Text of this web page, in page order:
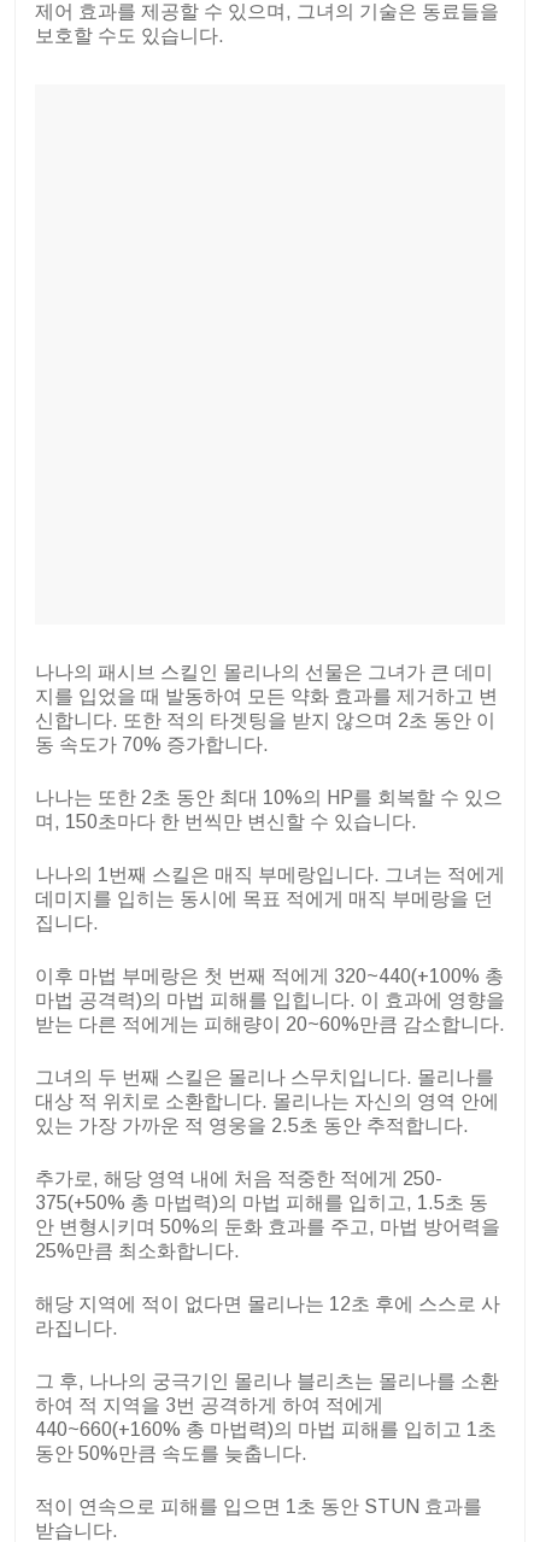
제어 효과를 제공할 수 있으며, 그녀의 기술은 동료들을
보호할 수도 있습니다.
나나의 패시브 스킬인 몰리나의 선물은 그녀가 큰 데미
지를 입었을 때 발동하여 모든 약화 효과를 제거하고 변
신합니다. 또한 적의 타겟팅을 받지 않으며 2초 동안 이
동 속도가 70% 증가합니다.
나나는 또한 2초 동안 최대 10%의 HP를 회복할 수 있으
며, 150초마다 한 번씩만 변신할 수 있습니다.
나나의 1번째 스킬은 매직 부메랑입니다. 그녀는 적에게
데미지를 입히는 동시에 목표 적에게 매직 부메랑을 던
집니다.
이후 마법 부메랑은 첫 번째 적에게 320~440(+100% 총
마법 공격력)의 마법 피해를 입힙니다. 이 효과에 영향을
받는 다른 적에게는 피해량이 20~60%만큼 감소합니다.
그녀의 두 번째 스킬은 몰리나 스무치입니다. 몰리나를
대상 적 위치로 소환합니다. 몰리나는 자신의 영역 안에
있는 가장 가까운 적 영웅을 2.5초 동안 추적합니다.
추가로, 해당 영역 내에 처음 적중한 적에게 250-
375(+50% 총 마법력)의 마법 피해를 입히고, 1.5초 동
안 변형시키며 50%의 둔화 효과를 주고, 마법 방어력을
25%만큼 최소화합니다.
해당 지역에 적이 없다면 몰리나는 12초 후에 스스로 사
라집니다.
그 후, 나나의 궁극기인 몰리나 블리츠는 몰리나를 소환
하여 적 지역을 3번 공격하게 하여 적에게
440~660(+160% 총 마법력)의 마법 피해를 입히고 1초
동안 50%만큼 속도를 늦춥니다.
적이 연속으로 피해를 입으면 1초 동안 STUN 효과를
받습니다.